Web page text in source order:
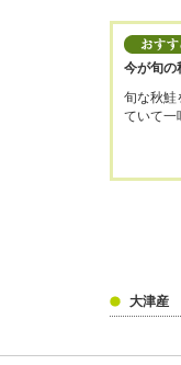
今が旬の
旬な秋鮭
ていて一
大津産